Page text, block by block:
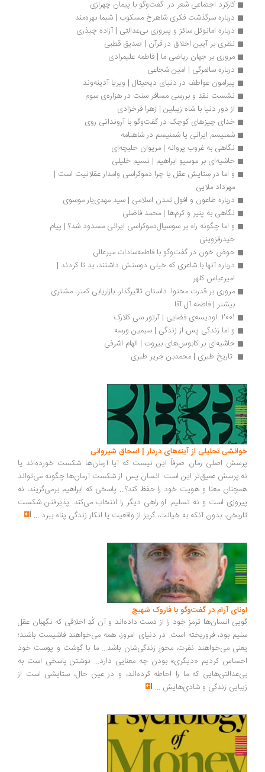
کارکرد اجتماعی شعر در  گفت‌وگو با پیمان چهرازی
درباره سرگذشت فکری شاهرخ مسکوب | شیما بهره‌مند
درباره امانوئل سائز و پیروزی بی‌عدالتی | آزاده چیذری
نظری بر آیین اخلاق در قرآن | صدیق قطبی
مروری بر جهان ریاضی ما | فاطمه علیمرادی
درباره سالمرگی | امین شجاعی
پیرامون عواطف در دنیای دیجیتال | ویریا آدینه‌وند
نشست نقد و بررسی مسافر سنت در هزاره‌ی سوم
از دور دنیا با شاه زیبلین | زهرا فرخزادی
خدای چیزهای کوچک در گفت‌وگو با آرونداتی روی
شمنیسم ایرانی یا شمنیسم در شاهنامه
نگاهی به غروب پروانه | مریوان حلبچه‌ای
حاشیه‌ای بر موسیو ابراهیم | نسیم خلیلی
و اما در ستایش عقل یا چرا دموکراسی وامدار عقلانیت است |
مهرداد ملایی
درباره طاعون و افول تمدن اسلامی | سید مهدی‌یار موسوی
نگاهی به پنیر و کرم‌ها | محمد فاضلی
و اما چگونه راه بر سوسیال‌دموکراسی ایرانی مسدود شد؟ | پیام
حیدرقزوینی
حوض خون در گفت‌وگو با فاطمه‌سادات میرعالی
درباره آنها با شاعری که خیلی دوستش داشتند، بد تا کردند |
امیرعباس کلهر
مروری بر قدرت محتوا: داستان تاثیرگذار، بازاریابی کمتر، مشتری
بیشتر | فاطمه آل آقا
و اما زندگی پس از زندگی | سیمین ورسه
حاشیه‌ای بر کابوس‌های بیروت | الهام اشرفی
تاریخ طبری | محمدبن جریر طبری
تحلیلی از آینه‌های دردار | اسحاق شیروانی
اصلی رمان صرفاً این نیست که آیا آرمان‌ها شکست خورده‌اند یا
عمیق‌تر این است: انسان پس از شکست آرمان‌ها چگونه می‌تواند
معنا و هویت خود را حفظ کند؟... پاسخی که ابراهیم برمی‌گزیند، نه
است و نه تسلیم. او راهی دیگر را انتخاب می‌کند: پذیرفتن شکست
بدون آنکه به خیانت، گریز از واقعیت یا انکار زندگی پناه ببرد...
آرام در گفت‌وگو با فاروک شهیچ‭
انسان‌ها ترمزِ خود را از دست داده‌اند و آن کُدِ اخلاقی که نگهبان عقل
بود، فروریخته است. در دنیای امروز، همه می‌خواهند فاشیست باشند؛
می‌خواهند نفرت، محورِ زندگی‌شان باشد... ما با گوشت و پوست خود
کردیم «دیگری» بودن چه معنایی دارد... نوشتن پاسخی است به
که ما را احاطه کرده‌اند، و در عین حال، ستایشی است از
زندگی و شادی‌هایش...